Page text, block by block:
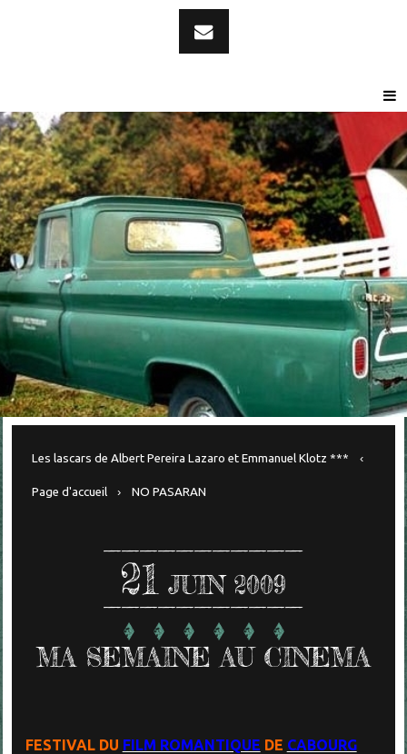
Les lascars de Albert Pereira Lazaro et Emmanuel Klotz ***
Page d'accueil NO PASARAN
21 JUIN 2009
MA SEMAINE AU CINEMA
FESTIVAL DU FILM ROMANTIQUE DE CABOURG